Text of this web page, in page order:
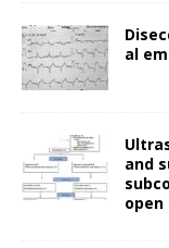
al
and
open